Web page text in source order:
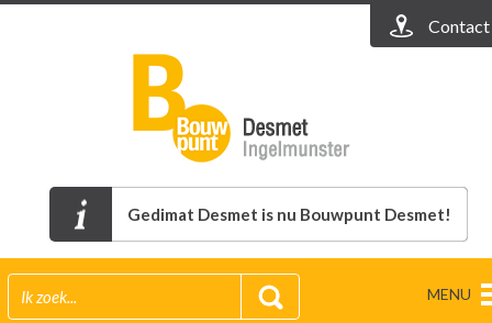
Contact
Gedimat Desmet is nu Bouwpunt Desmet!
MENU